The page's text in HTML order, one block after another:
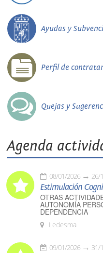
Ayudas y
Perfil de
Quejas y
Agenda
08/01/2026 26/
Estimulación
OTRAS
AUTONOMÍA
DEPENDENCIA
Ledesma
09/01/2026 31/